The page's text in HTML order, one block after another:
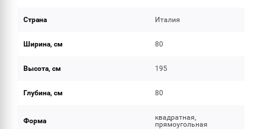
Страна Италия
Ширина, см 80
Высота, см 195
Глубина, см 80
Форма
квадратная,
прямоугольная